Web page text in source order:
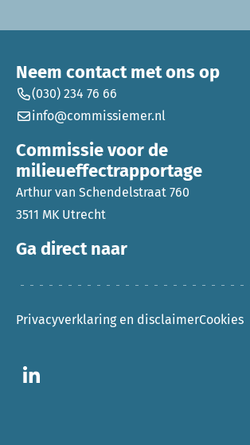
Ga direct naar
Neem contact met ons op
(030) 234 76 66
info@commissiemer.nl
Commissie voor de
milieueffectrapportage
Arthur van Schendelstraat 760
3511 MK Utrecht
Privacyverklaring en disclaimerCookies
Ga naar LinkedIn